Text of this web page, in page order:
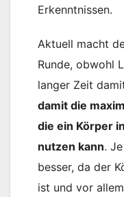
Erkenntnissen.
Aktuell macht
Runde, obwohl
langer Zeit
damit die
die ein Körper
nutzen kann.
besser, da der
ist und vor